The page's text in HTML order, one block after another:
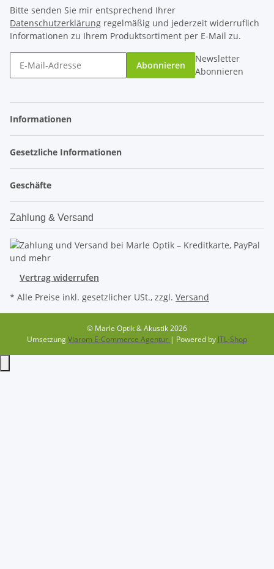
Bitte senden Sie mir entsprechend Ihrer
Datenschutzerklärung regelmäßig und jederzeit widerruflich
Informationen zu Ihrem Produktsortiment per E-Mail zu.
Abonnieren
Newsletter
Abonnieren
Informationen
Gesetzliche Informationen
Geschäfte
Zahlung & Versand
Vertrag widerrufen
* Alle Preise inkl. gesetzlicher USt., zzgl. Versand
© Marle Optik & Akustik 2026
UmsetzungVlarom E-Commerce Agentur | Powered by JTL-Shop